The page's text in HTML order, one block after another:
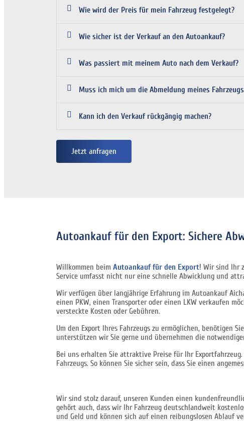
Wie wird der Preis für mein Fahrzeug festgelegt?
Wie sicher ist der Verkauf an den Autoankauf?
Was passiert mit meinem Auto nach dem Verkauf?
Muss ich mich um die Abmeldung meines
Kann ich den Verkauf rückgängig machen?
Jetzt anfragen
Autoankauf für den Export: Sichere
Willkommen beim Autoankauf für den Export! Wir sind Ihr
Service umfasst nicht nur eine schnelle Abwicklung und
Wir verfügen über langjährige Erfahrung im Autoankauf
einen PKW, einen Transporter oder einen LKW verkaufen
versteckte Kosten oder Gebühren.
Um den Export Ihres Fahrzeugs zu ermöglichen, benötigen
unterstützen wir Sie gerne und übernehmen die
Bei uns erhalten Sie attraktive Preise für Ihr
Fahrzeugs. So können Sie sicher sein, dass Sie einen
Wir sind stolz darauf, unseren Kunden einen
gehört auch, dass wir Ihr Fahrzeug deutschlandweit
und Geld und können sich auf einen reibungslosen Ablauf